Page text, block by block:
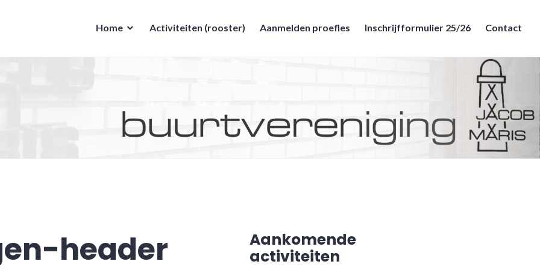
Home Activiteiten (rooster) Aanmelden proefles Inschrijfformulier 25/26 Contact
header
Aankomende
activiteiten